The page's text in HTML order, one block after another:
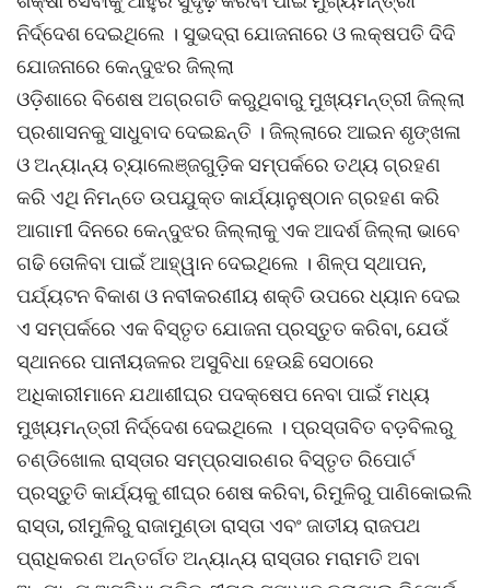
ନିର୍ଦ୍ଦେଶ ଦେଇଥିଲେ । ସୁଭଦ୍ରା ଯୋଜନାରେ ଓ ଲକ୍ଷପତି ଦିଦି
ଯୋଜନାରେ କେନ୍ଦୁଝର ଜିଲ୍ଲା
ଓଡ଼ିଶାରେ ବିଶେଷ ଅଗ୍ରଗତି କରୁଥିବାରୁ ମୁଖ୍ୟମନ୍ତ୍ରୀ ଜିଲ୍ଲା
ପ୍ରଶାସନକୁ ସାଧୁବାଦ ଦେଇଛନ୍ତି । ଜିଲ୍ଲାରେ ଆଇନ ଶୃଙ୍ଖଳା
ଓ ଅନ୍ୟାନ୍ୟ ଚ୍ୟାଲେଞ୍ଜଗୁଡ଼ିକ ସମ୍ପର୍କରେ ତଥ୍ୟ ଗ୍ରହଣ
କରି ଏଥି ନିମନ୍ତେ ଉପଯୁକ୍ତ କାର୍ଯ୍ୟାନୁଷ୍ଠାନ ଗ୍ରହଣ କରି
ଆଗାମୀ ଦିନରେ କେନ୍ଦୁଝର ଜିଲ୍ଲାକୁ ଏକ ଆଦର୍ଶ ଜିଲ୍ଲା ଭାବେ
ଗଢି ତୋଳିବା ପାଇଁ ଆହ୍ୱାନ ଦେଇଥିଲେ । ଶିଳ୍ପ ସ୍ଥାପନ,
ପର୍ଯ୍ୟଟନ ବିକାଶ ଓ ନବୀକରଣୀୟ ଶକ୍ତି ଉପରେ ଧ୍ୟାନ ଦେଇ
ଏ ସମ୍ପର୍କରେ ଏକ ବିସ୍ତୃତ ଯୋଜନା ପ୍ରସ୍ତୁତ କରିବା, ଯେଉଁ
ସ୍ଥାନରେ ପାନୀୟଜଳର ଅସୁବିଧା ହେଉଛି ସେଠାରେ
ଅଧିକାରୀମାନେ ଯଥାଶୀଘ୍ର ପଦକ୍ଷେପ ନେବା ପାଇଁ ମଧ୍ୟ
ମୁଖ୍ୟମନ୍ତ୍ରୀ ନିର୍ଦ୍ଦେଶ ଦେଇଥିଲେ । ପ୍ରସ୍ତାବିତ ବଡ଼ବିଲରୁ
ଚଣ୍ଡିଖୋଲ ରାସ୍ତାର ସମ୍ପ୍ରସାରଣର ବିସ୍ତୃତ ରିପୋର୍ଟ
ପ୍ରସ୍ତୁତି କାର୍ଯ୍ୟକୁ ଶୀଘ୍ର ଶେଷ କରିବା, ରିମୁଳିରୁ ପାଣିକୋଇଲି
ରାସ୍ତା, ରୀମୁଳିରୁ ରାଜାମୁଣ୍ଡା ରାସ୍ତା ଏବଂ ଜାତୀୟ ରାଜପଥ
ପ୍ରାଧିକରଣ ଅନ୍ତର୍ଗତ ଅନ୍ୟାନ୍ୟ ରାସ୍ତାର ମରାମତି ଅବା